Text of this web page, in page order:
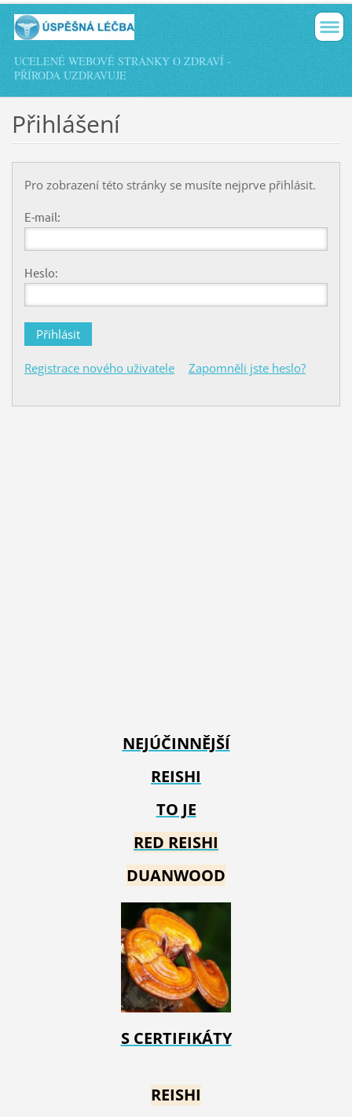
UCELENÉ WEBOVÉ STRÁNKY O ZDRAVÍ -
PŘÍRODA UZDRAVUJE
Přihlášení
Pro zobrazení této stránky se musíte nejprve přihlásit.
E-mail:
Heslo:
Registrace nového uživatele Zapomněli jste heslo?
NEJÚČINNĚJŠÍ
REISHI
TO JE
RED REISHI
DUANWOOD
S CERTIFIKÁTY
REISHI